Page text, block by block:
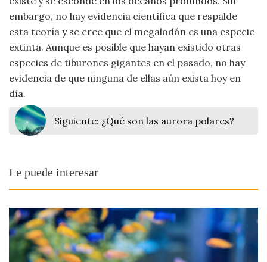
embargo, no hay evidencia científica que respalde
esta teoría y se cree que el megalodón es una especie
extinta. Aunque es posible que hayan existido otras
especies de tiburones gigantes en el pasado, no hay
evidencia de que ninguna de ellas aún exista hoy en
día.
Siguiente: ¿Qué son las aurora polares?
Le puede interesar